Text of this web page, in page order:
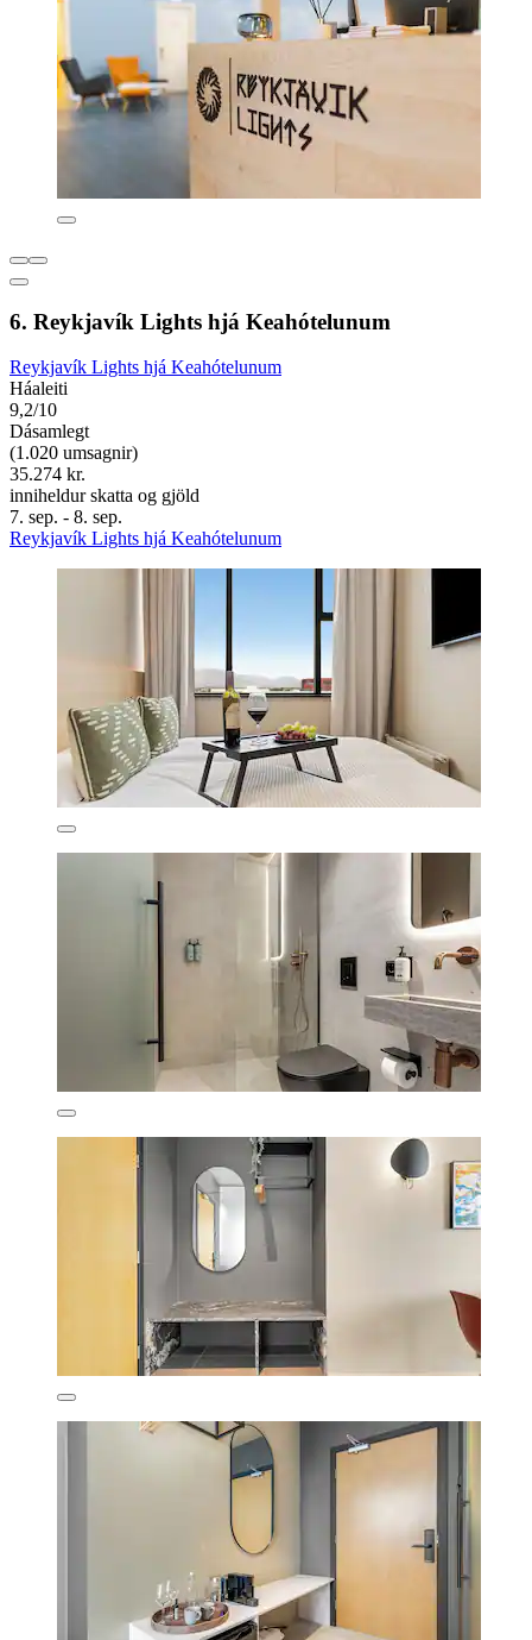
6. Reykjavík Lights hjá Keahótelunum
Reykjavík Lights hjá Keahótelunum
Háaleiti
9,2/10
Dásamlegt
(1.020 umsagnir)
35.274 kr.
inniheldur skatta og gjöld
7. sep. - 8. sep.
Reykjavík Lights hjá Keahótelunum